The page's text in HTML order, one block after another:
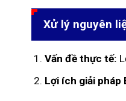
Xử lý nguyên
Vấn đề thực tế:
Lợi ích giải pháp